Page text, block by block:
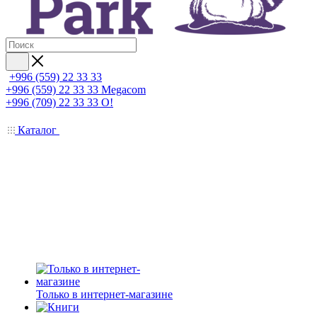
+996 (559) 22 33 33
+996 (559) 22 33 33 Megacom
+996 (709) 22 33 33 O!
Каталог
Только в интернет-магазине